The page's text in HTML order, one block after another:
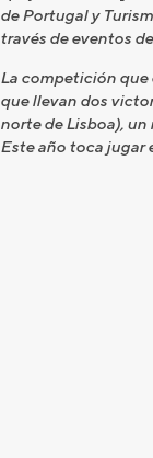
de Portugal y
través de eventos
La competición que
que llevan dos
norte de Lisboa),
Este año toca jugar